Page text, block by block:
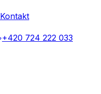
Kontakt
+420 724 222 033